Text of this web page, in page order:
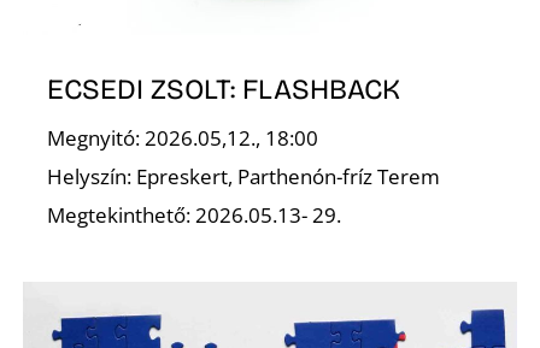
ECSEDI ZSOLT: FLASHBACK
Megnyitó: 2026.05,12., 18:00
Helyszín: Epreskert, Parthenón-fríz Terem
Megtekinthető: 2026.05.13- 29.